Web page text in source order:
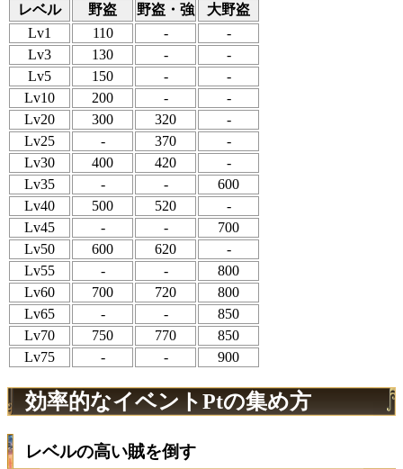
レベル 野盗 野盗・強
大野盗
Lv1
110 -
-
Lv3
130 -
-
Lv5
150 -
-
Lv10
200 -
-
Lv20
300 320
-
Lv25
- 370
-
Lv30
400 420
-
Lv35
- -
600
Lv40
500 520
-
Lv45
- -
700
Lv50
600 620
-
Lv55
- -
800
Lv60
700 720
800
Lv65
- -
850
Lv70
750 770
850
Lv75
- - 900
効率的なイベントPtの集め方
レベルの高い賊を倒す